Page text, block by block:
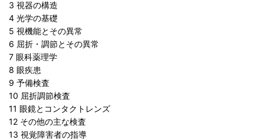
3 視器の構造
4 光学の基礎
5 視機能とその異常
6 屈折・調節とその異常
7 眼科薬理学
8 眼疾患
9 予備検査
10 屈折調節検査
11 眼鏡とコンタクトレンズ
12 その他の主な検査
13 視覚障害者の指導